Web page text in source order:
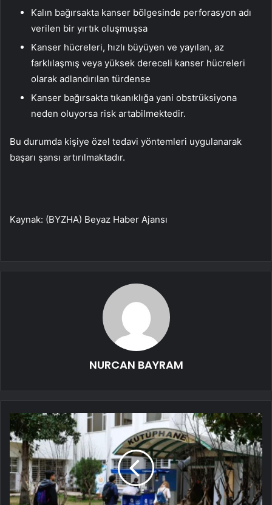
Kalın bağırsakta kanser bölgesinde perforasyon adı
verilen bir yırtık oluşmuşsa
Kanser hücreleri, hızlı büyüyen ve yayılan, az
farklılaşmış veya yüksek dereceli kanser hücreleri
olarak adlandırılan türdense
Kanser bağırsakta tıkanıklığa yani obstrüksiyona
neden oluyorsa risk artabilmektedir.
Bu durumda kişiye özel tedavi yöntemleri uygulanarak
başarı şansı artırılmaktadır.
Kaynak: (BYZHA) Beyaz Haber Ajansı
NURCAN BAYRAM